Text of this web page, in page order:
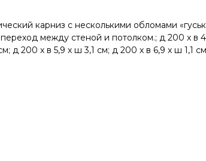
карниз с несколькими обломами
между стеной и потолком.; д 200 x в
д 200 x в 5,9 x ш 3,1 см; д 200 x в 6,9 x ш 1,1